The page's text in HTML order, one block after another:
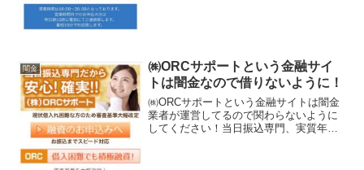
闇金
㈱ORCサポートという金融サイ
トは闇金なので借りないように！
㈱ORCサポートという金融サイトは闇金
業者が運営してるので関わらないように
してください！当日振込専門、実質年率